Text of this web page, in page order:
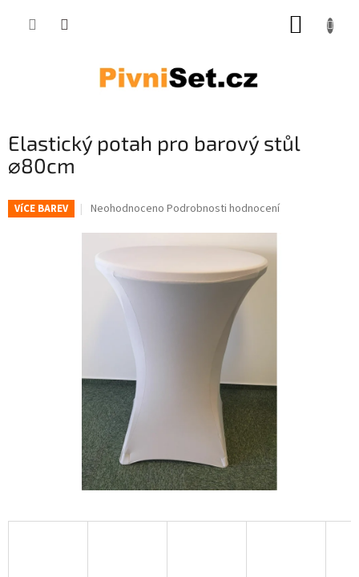
Elastický potah pro barový stůl
⌀80cm
VíCE BAREV Průměrné hodnocení produktu je 0,0 z 5 hvězdiček.
Neohodnoceno Podrobnosti hodnocení